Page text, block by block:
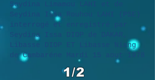
Seydina Limamou LAHI et de
Seydina Issa Rouhou LAHI (PSE)
interrogé et enregistré par
Seydina Issa DIOP de DAKAR,
Libasse DIOP ET Libasse Niang
de Cambaréne Mardi 15 aout 1978
1/2